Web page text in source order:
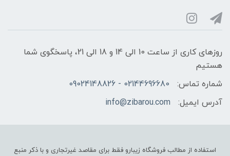
روزهای کاری از ساعت 10 الی 14 و 18 الی 21، پاسخگوی شما
هستیم
شماره تماس:
02144696680 - 09024148826
آدرس ایمیل:
info@zibarou.com
استفاده از مطالب فروشگاه زیبارو فقط برای مقاصد غیرتجاری و با ذکر منبع